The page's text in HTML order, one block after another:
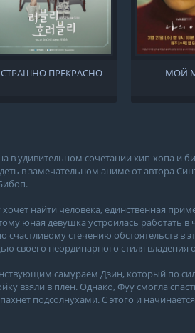
СТРАШНО ПРЕКРАСНО МОЙ
в удивительном сочетании хип-хопа и
в замечательном аниме от автора
найти человека, единственная
юная девушка устроилась работать в
стечению обстоятельств в
своего неординарного стиля владения
самураем Дзин, который по
взяли в плен. Однако, Фуу смогла
подсолнухами. С этого и